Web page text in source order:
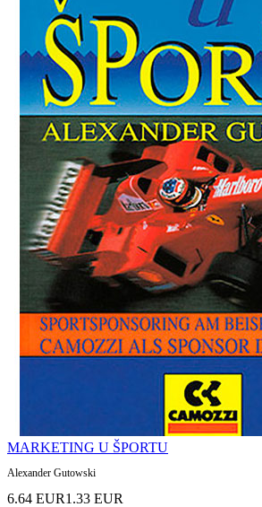
MARKETING U ŠPORTU
Alexander Gutowski
6.64 EUR1.33 EUR